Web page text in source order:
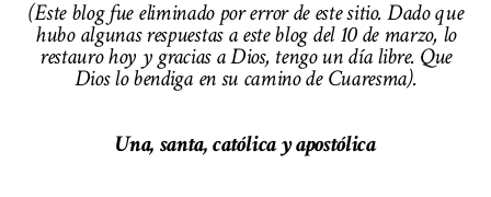
(Este blog fue eliminado por error de este sitio. Dado que
hubo algunas respuestas a este blog del 10 de marzo, lo
restauro hoy y gracias a Dios, tengo un día libre. Que
Dios lo bendiga en su camino de Cuaresma).
Una, santa, católica y apostólica